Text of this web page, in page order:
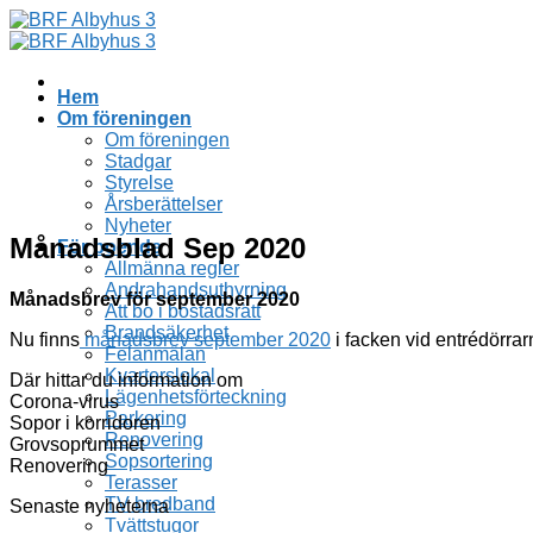
Skip
to
Hem
Om föreningen
Om föreningen
Stadgar
Styrelse
Årsberättelser
Nyheter
För boende
Allmänna regler
Andrahandsuthyrning
Att bo i bostadsrätt
Brandsäkerhet
Felanmälan
Kvarterslokal
Lägenhetsförteckning
Parkering
Renovering
Sopsortering
Terasser
TV bredband
Tvättstugor
Månadsblad Sep 2020
Månadsbrev för september 2020
Nu finns månadsbrev september 2020 i facken vid
Där hittar du information om
Corona-virus
Sopor i korridoren
Grovsoprummet
Renovering
Senaste nyheterna